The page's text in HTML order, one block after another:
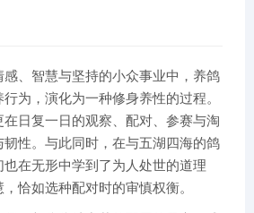
感、智慧与坚持的小众事业中，养鸽
为，演化为一种修身养性的过程。
日复一日的观察、配对、参赛与淘
性。与此同时，在与五湖四海的鸽
在无形中学到了为人处世的道理
恰如选种配对时的审慎权衡。